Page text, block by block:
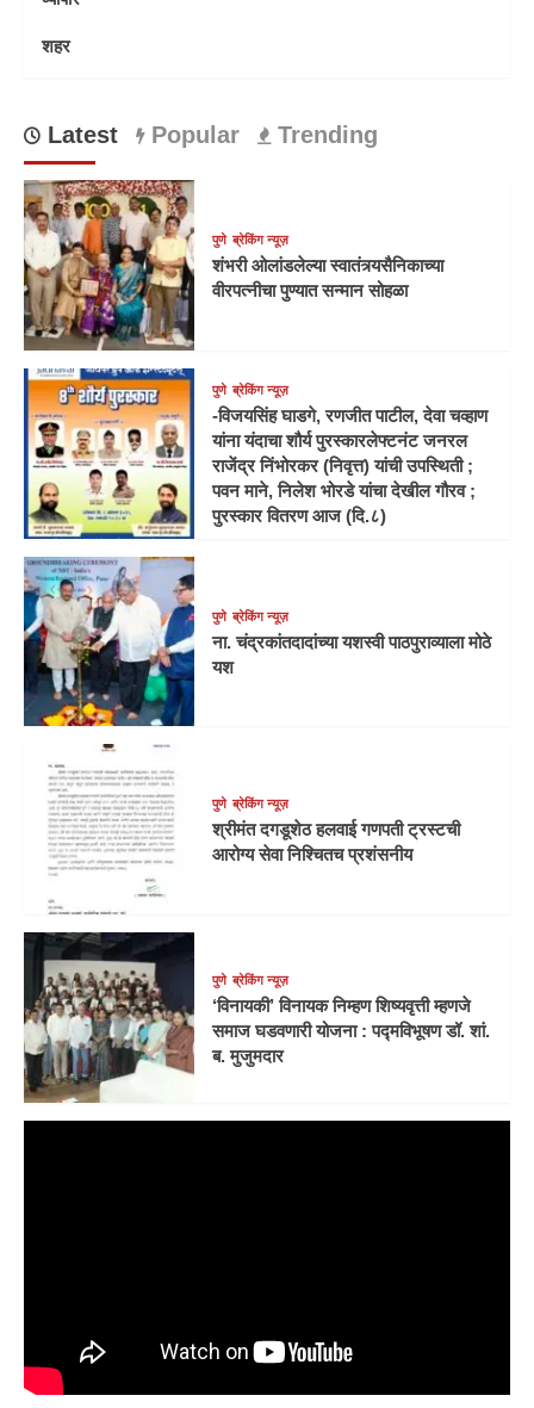
शहर
Latest Popular Trending
पुणे ब्रेकिंग न्यूज़
शंभरी ओलांडलेल्या स्वातंत्र्यसैनिकाच्या
वीरपत्नीचा पुण्यात सन्मान सोहळा
पुणे ब्रेकिंग न्यूज़
-विजयसिंह घाडगे, रणजीत पाटील, देवा चव्हाण
यांना यंदाचा शौर्य पुरस्कारलेफ्टनंट जनरल
राजेंद्र निंभोरकर (निवृत्त) यांची उपस्थिती ;
पवन माने, निलेश भोरडे यांचा देखील गौरव ;
पुरस्कार वितरण आज (दि.८)
पुणे ब्रेकिंग न्यूज़
ना. चंद्रकांतदादांच्या यशस्वी पाठपुराव्याला मोठे
यश
पुणे ब्रेकिंग न्यूज़
श्रीमंत दगडूशेठ हलवाई गणपती ट्रस्टची
आरोग्य सेवा निश्चितच प्रशंसनीय
पुणे ब्रेकिंग न्यूज़
‘विनायकी’ विनायक निम्हण शिष्यवृत्ती म्हणजे
समाज घडवणारी योजना : पद्मविभूषण डॉ. शां.
ब. मुजुमदार